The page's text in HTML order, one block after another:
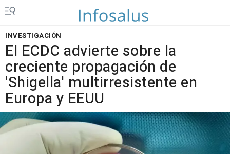
INVESTIGACIÓN
El ECDC advierte sobre la
creciente propagación de
'Shigella' multirresistente en
Europa y EEUU